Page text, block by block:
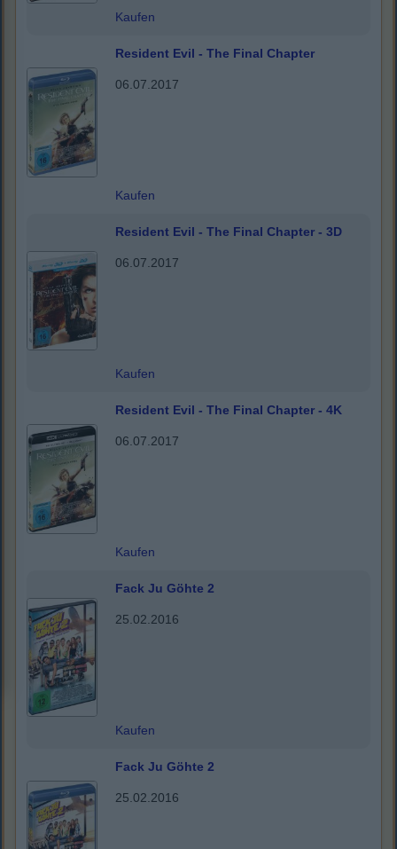
Kaufen
Resident Evil - The Final Chapter
06.07.2017
Kaufen
Resident Evil - The Final Chapter - 3D
06.07.2017
Kaufen
Resident Evil - The Final Chapter - 4K
06.07.2017
Kaufen
Fack Ju Göhte 2
25.02.2016
Kaufen
Fack Ju Göhte 2
25.02.2016